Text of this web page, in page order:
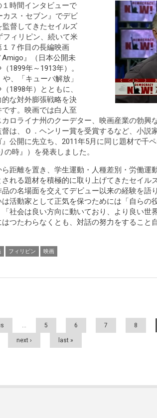
時間インタビューで
カス・セブン』でデビ
督してきたセイルズ
フィリピン、続いて米
７作目の長編映画
Amigo』（日本公開未
1899年～1913年）。
、「キューバ解放」
1898年）とともに、
な対外膨張戦略を決
す。映画では白人至
ロライナ州のクーデター、映画産業の勃興
は、Ｏ．ヘンリー賞を受賞するなど、小説
公開に先立ち、2011年5月に同じ題材で千
時』）を発表しました。
距離を置き、学生運動・人種差別・労働運
れる題材を積極的に取り上げてきたセイル
の名場面を交えてデビュー以来の経験を語
活動家として正気を保つためには「自らの
社会は良い方向に動いており、より良い世
つたわらなくとも、対話の努力をすること
フィリピン 映画
… 5 6 7 8
next › last »